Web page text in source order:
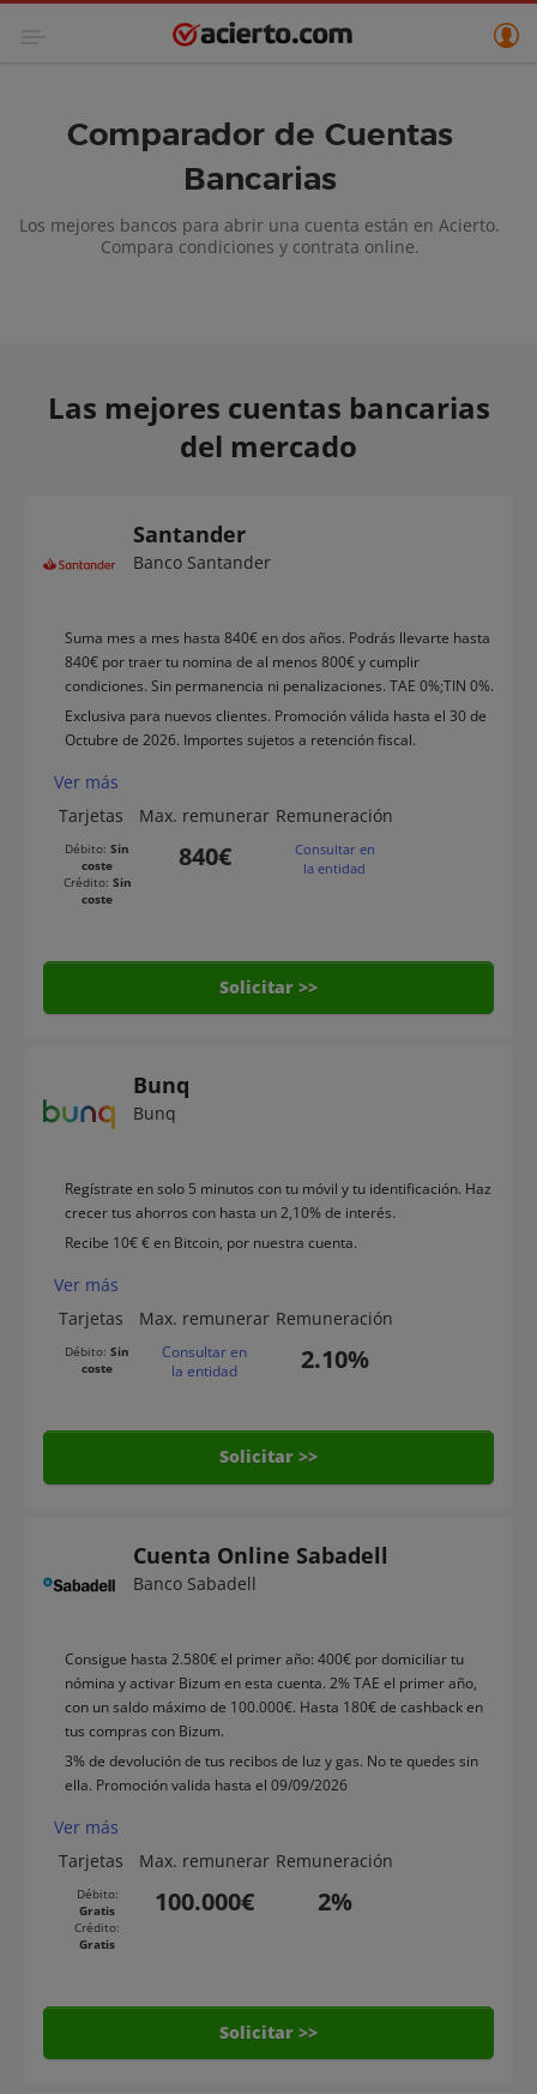
Comparador de Cuentas
Bancarias
Los mejores bancos para abrir una cuenta están en Acierto.
Compara condiciones y contrata online.
Las mejores cuentas bancarias
del mercado
Santander
Banco Santander
Suma mes a mes hasta 840€ en dos años. Podrás llevarte hasta
840€ por traer tu nomina de al menos 800€ y cumplir
condiciones. Sin permanencia ni penalizaciones. TAE 0%;TIN 0%.
Exclusiva para nuevos clientes. Promoción válida hasta el 30 de
Octubre de 2026. Importes sujetos a retención fiscal.
Ver más
Tarjetas
Débito: Sin
coste
Crédito: Sin
coste
Max. remunerar
840€
Remuneración
Consultar en
la entidad
Solicitar >>
Bunq
Bunq
Regístrate en solo 5 minutos con tu móvil y tu identificación. Haz
crecer tus ahorros con hasta un 2,10% de interés.
Recibe 10€ € en Bitcoin, por nuestra cuenta.
Ver más
Tarjetas
Débito: Sin
coste
Max. remunerar
Consultar en
la entidad
Remuneración
2.10%
Solicitar >>
Cuenta Online Sabadell
Banco Sabadell
Consigue hasta 2.580€ el primer año: 400€ por domiciliar tu
nómina y activar Bizum en esta cuenta. 2% TAE el primer año,
con un saldo máximo de 100.000€. Hasta 180€ de cashback en
tus compras con Bizum.
3% de devolución de tus recibos de luz y gas. No te quedes sin
ella. Promoción valida hasta el 09/09/2026
Ver más
Tarjetas
Débito:
Gratis
Crédito:
Gratis
Max. remunerar
100.000€
Remuneración
2%
Solicitar >>